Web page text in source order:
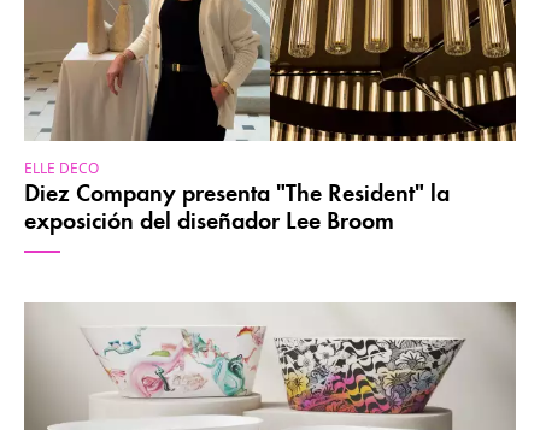
ELLE DECO
Diez Company presenta "The Resident" la
exposición del diseñador Lee Broom